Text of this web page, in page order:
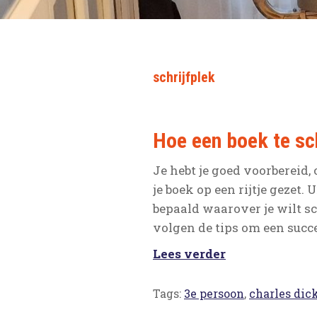
schrijfplek
Hoe een boek te
Je hebt je goed
je boek op een rijtje gezet.
bepaald waarover je wilt
volgen de tips om een
Lees verder
Tags: 3e persoon, charles